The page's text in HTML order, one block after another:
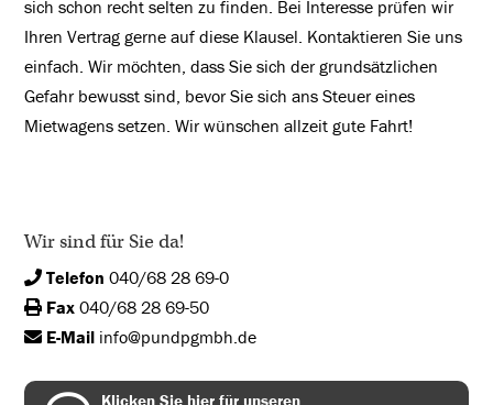
sich schon recht selten zu finden. Bei Interesse prüfen wir
Ihren Vertrag gerne auf diese Klausel. Kontaktieren Sie uns
einfach. Wir möchten, dass Sie sich der grundsätzlichen
Gefahr bewusst sind, bevor Sie sich ans Steuer eines
Mietwagens setzen. Wir wünschen allzeit gute Fahrt!
Wir sind für Sie da!
Telefon 040/68 28 69-0
Fax 040/68 28 69-50
E-Mail info@pundpgmbh.de
Klicken Sie hier für unseren